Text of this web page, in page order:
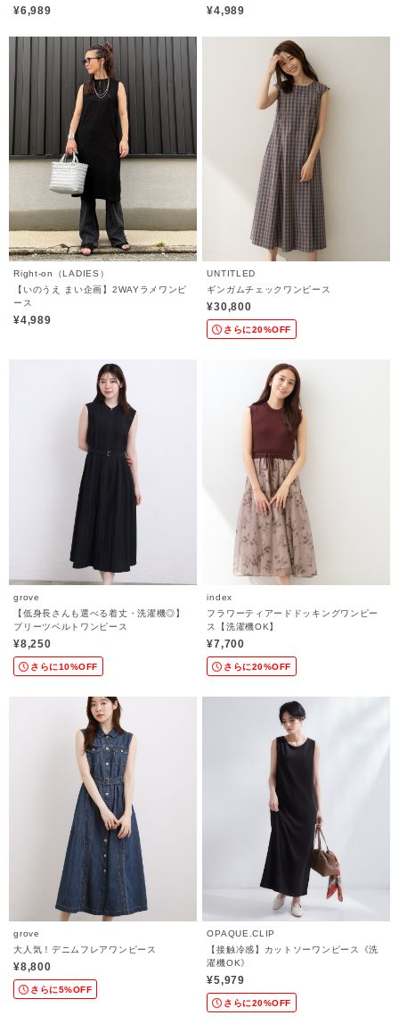
¥6,989 ¥4,989
Right-on（LADIES）
【いのうえ まい企画】2WAYラメワンピ
ース
¥4,989
UNTITLED
ギンガムチェックワンピース
¥30,800
さらに20%OFF
grove
【低身長さんも選べる着丈・洗濯機◎】
プリーツベルトワンピース
¥8,250
さらに10%OFF
index
フラワーティアードドッキングワンピー
ス【洗濯機OK】
¥7,700
さらに20%OFF
grove
大人気！デニムフレアワンピース
¥8,800
さらに5%OFF
OPAQUE.CLIP
【接触冷感】カットソーワンピース《洗
濯機OK》
¥5,979
さらに20%OFF